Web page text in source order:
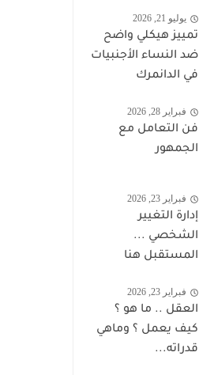
يوليو 21, 2026
تمييز هيكلي واضح
ضد النساء الأجنبيات
في الدانمرك
فبراير 28, 2026
فن التعامل مع
الجمهور
فبراير 23, 2026
إدارة التغيير
الشخصي ...
المستقبل هنا
فبراير 23, 2026
العقل .. ما هو ؟
كيف يعمل ؟ وماهي
قدراته...